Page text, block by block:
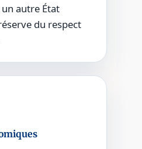
un autre État
du respect